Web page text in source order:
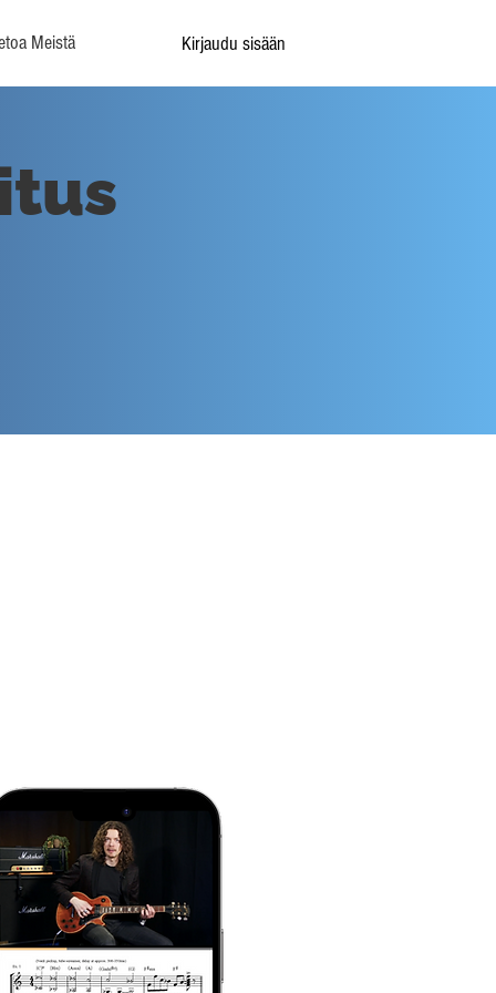
Meistä Kirjaudu sisään